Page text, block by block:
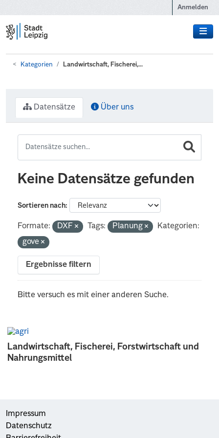
Anmelden
Kategorien Landwirtschaft, Fischerei,...
Landwirtschaft, Fischerei, Forstwirtschaft und
Nahrungsmittel
Datensätze Über uns
Keine Datensätze gefunden
Sortieren nach
Formate: DXF Tags: Planung
Kategorien:
gove
Ergebnisse filtern
Bitte versuch es mit einer anderen Suche.
Impressum
Datenschutz